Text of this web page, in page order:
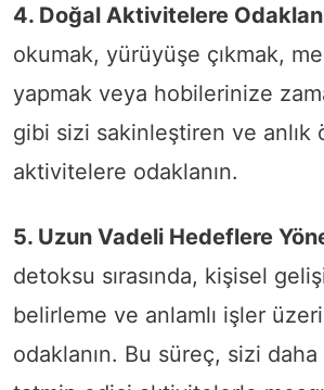
4. Doğal Aktivitelere
okumak, yürüyüşe çıkmak,
yapmak veya hobilerinize
gibi sizi sakinleştiren ve anlık
aktivitelere odaklanın.
5. Uzun Vadeli Hedeflere
detoksu sırasında, kişisel
belirleme ve anlamlı işler
odaklanın. Bu süreç, sizi